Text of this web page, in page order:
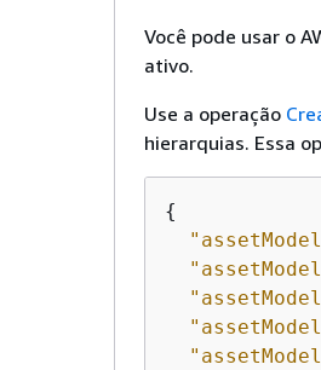
Você pode usar o
ativo.
Use a operação
hierarquias. Essa
{